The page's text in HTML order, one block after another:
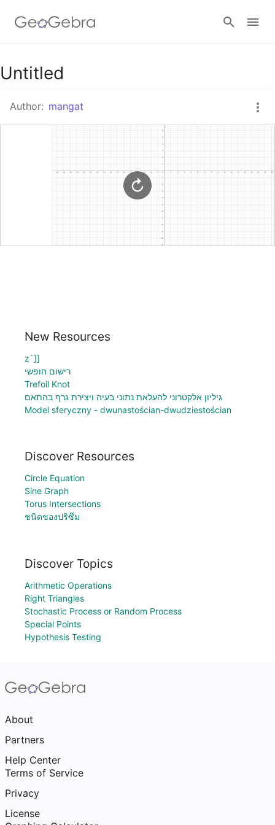
Google Classroom
GeoGebra Classroom
Untitled
Author: mangat
New Resources
z`]]
רישום חופשי
Trefoil Knot
גיליון אלקטרוני להעלאת נתוני בעיה ויצירת גרף בהתאם
Model sferyczny - dwunastościan-dwudziestościan
Discover Resources
Circle Equation
Sine Graph
Torus Intersections
ชนิดของปริซึม
Discover Topics
Arithmetic Operations
Right Triangles
Stochastic Process or Random Process
Special Points
Hypothesis Testing
About
Partners
Help Center
Terms of Service
Privacy
License